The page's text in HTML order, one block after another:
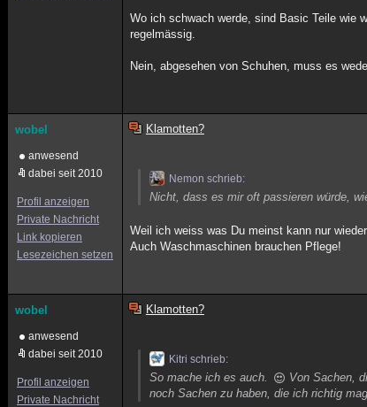
Wo ich schwach werde, sind Basic Teile wie
regelmässig.
Nein, abgesehen von Schuhen, muss es
wobel
anwesend
dabei seit 2010
Profil anzeigen
Private Nachricht
Link kopieren
Lesezeichen setzen
Klamotten?
Nemon schrieb:
Nicht, dass es mir oft passieren würde,
Weil ich weiss was Du meinst kann nur
Auch Waschmaschinen brauchen Pflege!
wobel
anwesend
dabei seit 2010
Profil anzeigen
Private Nachricht
Klamotten?
Kitri schrieb:
So mache ich es auch.
Von Sachen,
noch Sachen zu haben, die ich richtig